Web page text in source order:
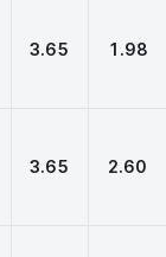
3.65 1.98
3.65 2.60